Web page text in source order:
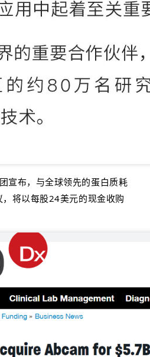
宣布，与全球领先的蛋白质耗
将以每股24美元的现金收购